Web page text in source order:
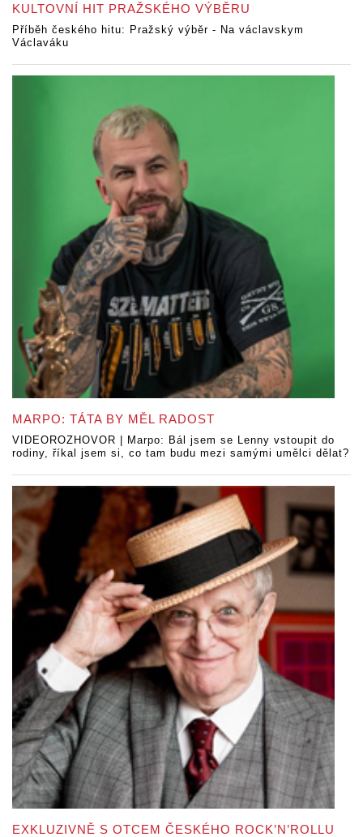
KULTOVNÍ HIT PRAŽSKÉHO VÝBĚRU
Příběh českého hitu: Pražský výběr - Na václavskym
Václaváku
MARPO: TÁTA BY MĚL RADOST
VIDEOROZHOVOR | Marpo: Bál jsem se Lenny vstoupit do
rodiny, říkal jsem si, co tam budu mezi samými umělci dělat?
EXKLUZIVNĚ S OTCEM ČESKÉHO ROCK’N’ROLLU